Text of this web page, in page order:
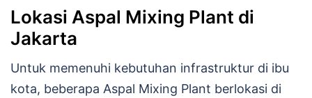
Lokasi Aspal Mixing Plant di
Jakarta
Untuk memenuhi kebutuhan infrastruktur di ibu
kota, beberapa Aspal Mixing Plant berlokasi di